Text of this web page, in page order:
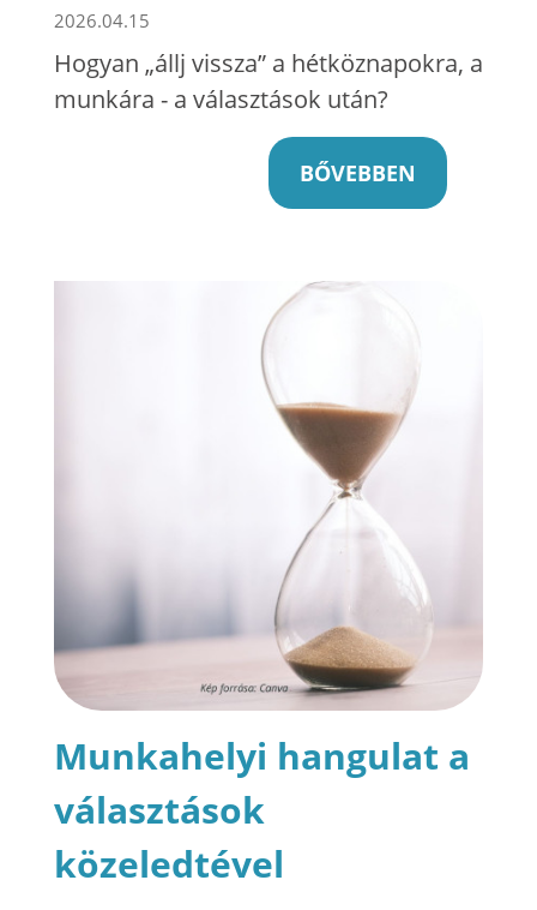
2026.04.15
Hogyan „állj vissza” a hétköznapokra, a
munkára - a választások után?
BŐVEBBEN
Munkahelyi hangulat a
választások
közeledtével